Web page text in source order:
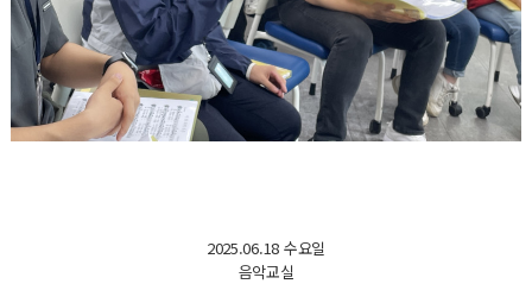
2025.06.18 수요일
음악교실